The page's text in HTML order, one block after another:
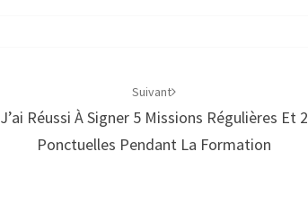
Suivant
J’ai Réussi À Signer 5 Missions Régulières Et 2
Ponctuelles Pendant La Formation